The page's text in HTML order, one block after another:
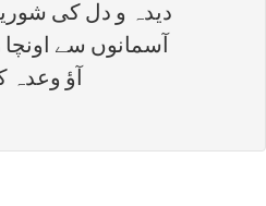
دیدہ و دل کی
آسمانوں سے
آؤ وعدہ